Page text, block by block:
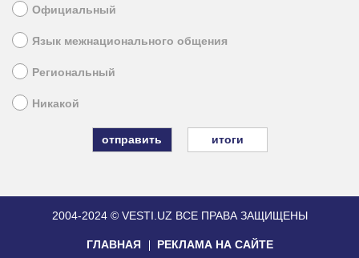
Официальный
Язык межнационального общения
Региональный
Никакой
итоги
2004-2024 © VESTI.UZ ВСЕ ПРАВА ЗАЩИЩЕНЫ
ГЛАВНАЯ РЕКЛАМА НА САЙТЕ